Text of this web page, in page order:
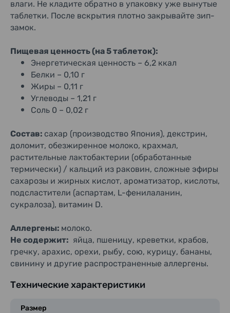
влаги. Не кладите обратно в упаковку уже вынутые
таблетки. После вскрытия плотно закрывайте зип-
замок.
Пищевая ценность (на 5 таблеток):
Энергетическая ценность – 6,2 ккал
Белки – 0,10 г
Жиры – 0,11 г
Углеводы – 1,21 г
Соль 0 – 0,02 г
Состав: сахар (производство Япония), декстрин,
доломит, обезжиренное молоко, крахмал,
растительные лактобактерии (обработанные
термически) / кальций из раковин, сложные эфиры
сахарозы и жирных кислот, ароматизатор, кислоты,
подсластители (аспартам, L-фенилаланин,
сукралоза), витамин D.
Аллергены: молоко.
Не содержит: яйца, пшеницу, креветки, крабов,
гречку, арахис, орехи, рыбу, сою, курицу, бананы,
свинину и другие распространенные аллергены.
Технические характеристики
Размер